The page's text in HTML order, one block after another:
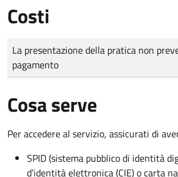
Costi
Tipo di pagamento
Importo
La presentazione della pratica non
pagamento
Cosa serve
Per accedere al servizio, assicurati di
SPID (sistema pubblico di identità
d’identità elettronica (CIE) o carta